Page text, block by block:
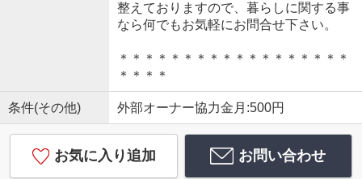
整えておりますので、暮らしに関する事
なら何でもお気軽にお問合せ下さい。
＊＊＊＊＊＊＊＊＊＊＊＊＊＊＊＊＊＊
＊＊＊＊
条件(その他) 外部オーナー協力金月:500円
お気に入り追加 お問い合わせ